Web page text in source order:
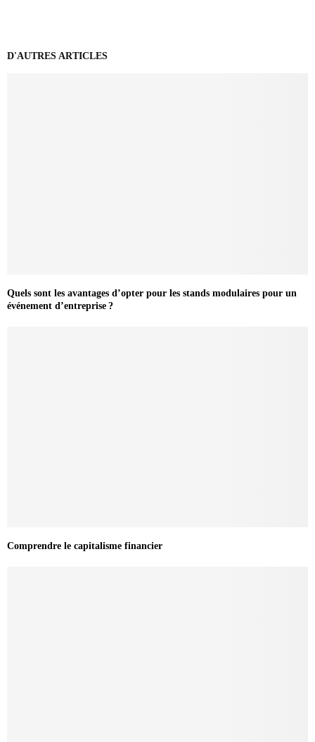
D'AUTRES ARTICLES
Quels sont les avantages d’opter pour les stands modulaires pour un
événement d’entreprise ?
Comprendre le capitalisme financier